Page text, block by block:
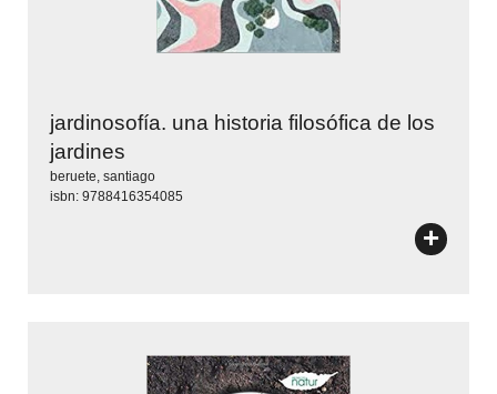
jardinosofía. una historia filosófica de los
jardines
beruete, santiago
isbn: 9788416354085
+